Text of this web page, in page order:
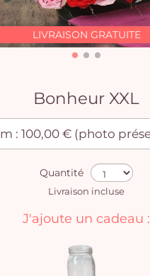
LIVRAISON GRATUITE
Bonheur XXL
Quantité
Livraison incluse
J'ajoute un cadeau :